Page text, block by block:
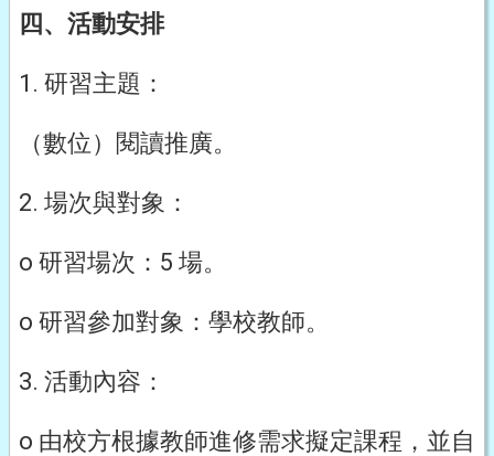
四、活動安排
1. 研習主題：
（數位）閱讀推廣。
2. 場次與對象：
o 研習場次：5 場。
o 研習參加對象：學校教師。
3. 活動內容：
o 由校方根據教師進修需求擬定課程，並自